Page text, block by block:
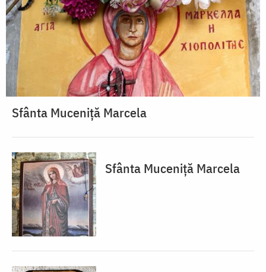
Sfânta Muceniță Marcela
Sfânta Muceniță Marcela